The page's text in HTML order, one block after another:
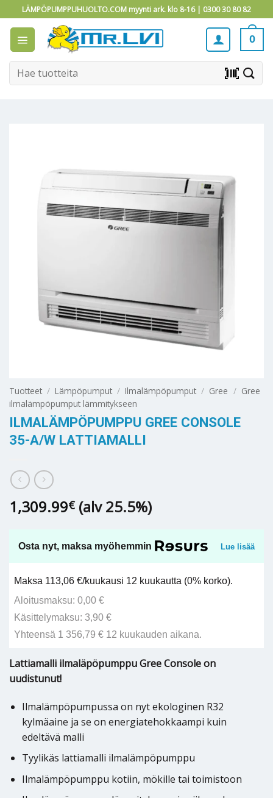
to
content
LÄMPÖPUMPPUHUOLTO.COM myynti ark. klo 8-16 | 0300 30 80 82
0
Etsi: barcode_scanner
Tuotteet / Lämpöpumput / Ilmalämpöpumput / Gree / Gree
ilmalämpöpumput lämmitykseen
ILMALÄMPÖPUMPPU GREE CONSOLE
35-A/W LATTIAMALLI
1,309.99€ (alv 25.5%)
Osta nyt, maksa myöhemmin Lue lisää
Maksa 113,06 €/kuukausi 12 kuukautta (0% korko).
Aloitusmaksu: 0,00 €
Käsittelymaksu: 3,90 €
Yhteensä 1 356,79 € 12 kuukauden aikana.
Lattiamalli ilmaläpöpumppu Gree Console on
uudistunut!
Ilmalämpöpumpussa on nyt ekologinen R32
kylmäaine ja se on energiatehokkaampi kuin
edeltävä malli
Tyylikäs lattiamalli ilmalämpöpumppu
Ilmalämpöpumppu kotiin, mökille tai toimistoon